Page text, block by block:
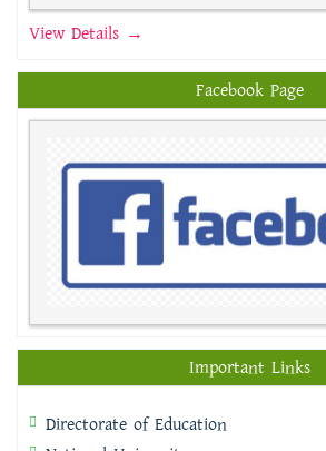
View Details →
Facebook Page
Important Links
Directorate of Education